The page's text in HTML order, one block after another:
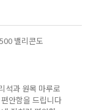
밸리콘도
석과 원목 마루로
안함을 드립니다